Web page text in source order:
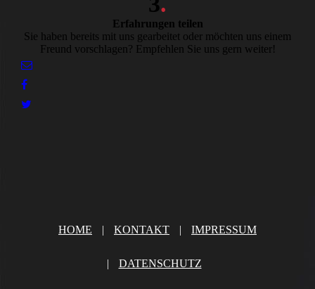
Erfahrungen teilen
Sie haben bereits mit uns gearbeitet oder möchten uns einem
Freund vorschlagen? Empfehlen Sie uns gern weiter!
HOME | KONTAKT | IMPRESSUM
| DATENSCHUTZ